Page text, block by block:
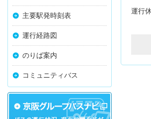
主要駅発時刻表
運行経路図
のりば案内
コミュニティバス
運行